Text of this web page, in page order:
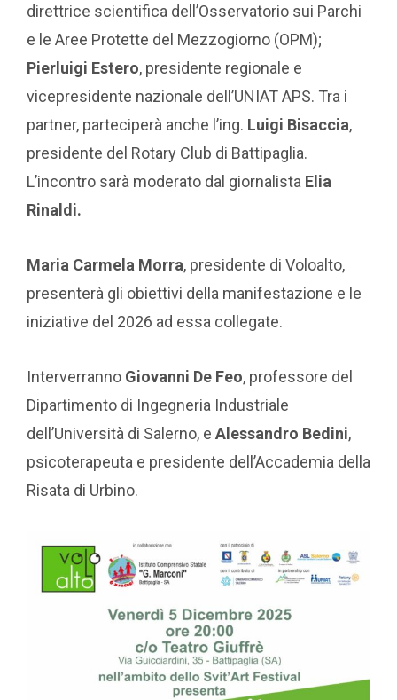
direttrice scientifica dell’Osservatorio sui Parchi
e le Aree Protette del Mezzogiorno (OPM);
Pierluigi Estero, presidente regionale e
vicepresidente nazionale dell’UNIAT APS. Tra i
partner, parteciperà anche l’ing. Luigi Bisaccia,
presidente del Rotary Club di Battipaglia.
L’incontro sarà moderato dal giornalista Elia
Rinaldi.
Maria Carmela Morra, presidente di Voloalto,
presenterà gli obiettivi della manifestazione e le
iniziative del 2026 ad essa collegate.
Interverranno Giovanni De Feo, professore del
Dipartimento di Ingegneria Industriale
dell’Università di Salerno, e Alessandro Bedini,
psicoterapeuta e presidente dell’Accademia della
Risata di Urbino.